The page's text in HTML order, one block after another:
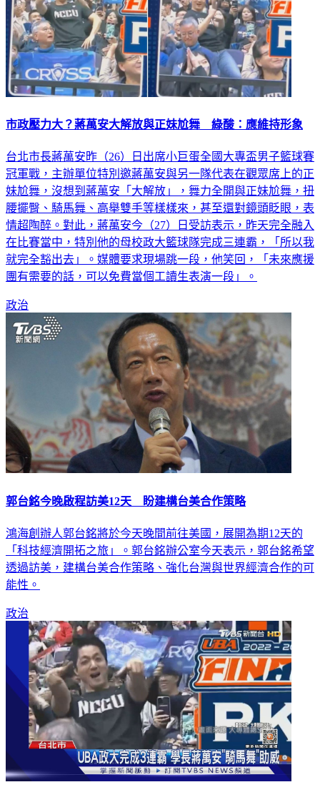
市政壓力大？蔣萬安大解放與正妹尬舞 綠酸：應維持形象
台北市長蔣萬安昨（26）日出席小巨蛋全國大專盃男子籃球賽
冠軍戰，主辦單位特別邀蔣萬安與另一隊代表在觀眾席上的正
妹尬舞，沒想到蔣萬安「大解放」，舞力全開與正妹尬舞，扭
腰擺臀、騎馬舞、高舉雙手等樣樣來，甚至還對鏡頭眨眼，表
情超陶醉。對此，蔣萬安今（27）日受訪表示，昨天完全融入
在比賽當中，特別他的母校政大籃球隊完成三連霸，「所以我
就完全豁出去」。媒體要求現場跳一段，他笑回，「未來應援
團有需要的話，可以免費當個工讀生表演一段」。
政治
郭台銘今晚啟程訪美12天 盼建構台美合作策略
鴻海創辦人郭台銘將於今天晚間前往美國，展開為期12天的
「科技經濟開拓之旅」。郭台銘辦公室今天表示，郭台銘希望
透過訪美，建構台美合作策略、強化台灣與世界經濟合作的可
能性。
政治